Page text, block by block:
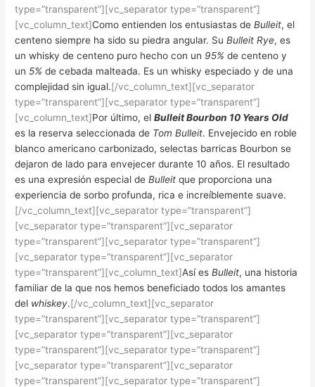
type=”transparent”][vc_separator type=”transparent”]
[vc_column_text]Como entienden los entusiastas deBulleit, el
centeno siempre ha sido su piedra angular. SuBulleit Rye, es
un whisky de centeno puro hecho con un 95% de centeno y
un 5% de cebada malteada. Es un whisky especiado y de una
complejidad sin igual.[/vc_column_text][vc_separator
type=”transparent”][vc_separator type=”transparent”]
[vc_column_text]Por último, elBulleit Bourbon 10 Years Old
es la reserva seleccionada de Tom Bulleit. Envejecido en roble
blanco americano carbonizado, selectas barricas Bourbon se
dejaron de lado para envejecer durante 10 años. El resultado
es una expresión especial deBulleit que proporciona una
experiencia de sorbo profunda, rica e increíblemente suave.
[/vc_column_text][vc_separator type=”transparent”]
[vc_separator type=”transparent”][vc_separator
type=”transparent”][vc_separator type=”transparent”]
[vc_separator type=”transparent”][vc_separator
type=”transparent”][vc_column_text]Así esBulleit, una historia
familiar de la que nos hemos beneficiado todos los amantes
del whiskey.[/vc_column_text][vc_separator
type=”transparent”][vc_separator type=”transparent”]
[vc_separator type=”transparent”][vc_separator
type=”transparent”][vc_separator type=”transparent”]
[vc_separator type=”transparent”][vc_separator
type=”transparent”][vc_separator type=”transparent”]